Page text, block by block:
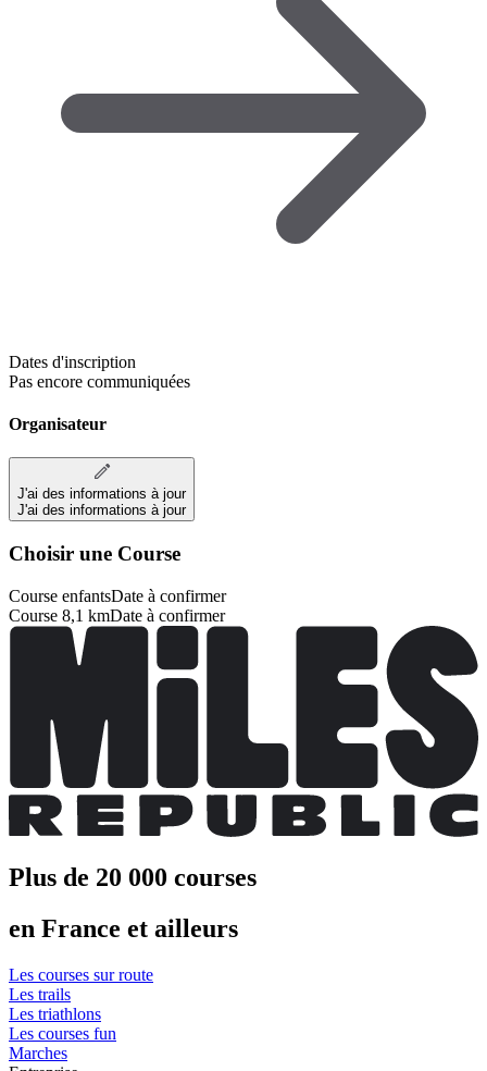
Dates d'inscription
Pas encore communiquées
Organisateur
J'ai des informations à jour
J'ai des informations à jour
Choisir une Course
Course enfantsDate à confirmer
Course 8,1 kmDate à confirmer
Plus de 20 000 courses
en France et ailleurs
Les courses sur route
Les trails
Les triathlons
Les courses fun
Marches